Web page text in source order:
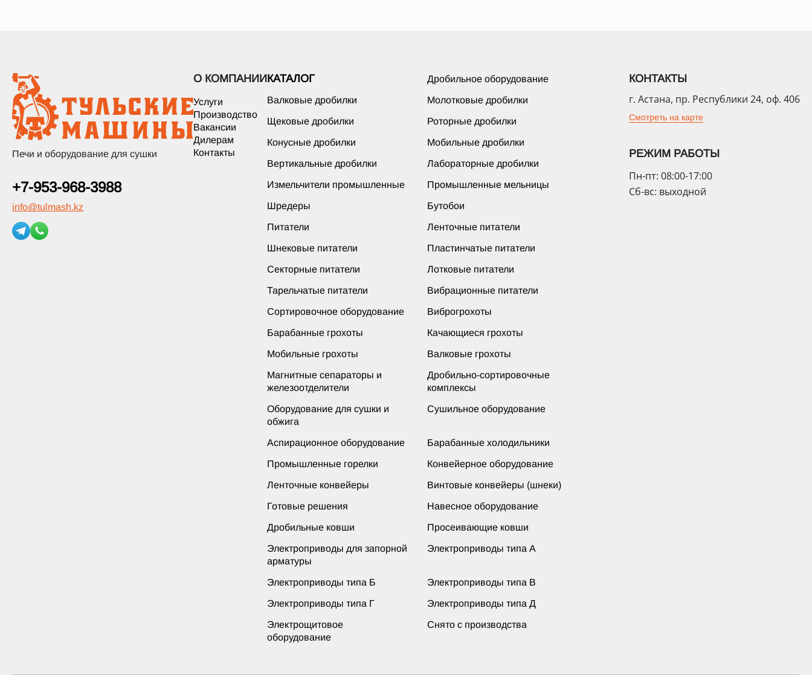
Печи и оборудование для сушки
+7-953-968-3988
info@tulmash.kz
О КОМПАНИИ
Услуги
Производство
Вакансии
Дилерам
Контакты
КАТАЛОГ Дробильное оборудование
Валковые дробилки Молотковые дробилки
Щековые дробилки Роторные дробилки
Конусные дробилки Мобильные дробилки
Вертикальные дробилки Лабораторные дробилки
Измельчители промышленные Промышленные мельницы
Шредеры Бутобои
Питатели Ленточные питатели
Шнековые питатели Пластинчатые питатели
Секторные питатели Лотковые питатели
Тарельчатые питатели Вибрационные питатели
Сортировочное оборудование Виброгрохоты
Барабанные грохоты Качающиеся грохоты
Мобильные грохоты Валковые грохоты
Магнитные сепараторы и
железоотделители
Дробильно-сортировочные
комплексы
Оборудование для сушки и
обжига
Сушильное оборудование
Аспирационное оборудование Барабанные холодильники
Промышленные горелки Конвейерное оборудование
Ленточные конвейеры Винтовые конвейеры (шнеки)
Готовые решения Навесное оборудование
Дробильные ковши Просеивающие ковши
Электроприводы для запорной
арматуры
Электроприводы типа А
Электроприводы типа Б Электроприводы типа В
Электроприводы типа Г Электроприводы типа Д
Электрощитовое
оборудование
Снято с производства
КОНТАКТЫ
г. Астана, пр. Республики 24, оф. 406
Смотреть на карте
РЕЖИМ РАБОТЫ
Пн-пт: 08:00-17:00
Сб-вс: выходной